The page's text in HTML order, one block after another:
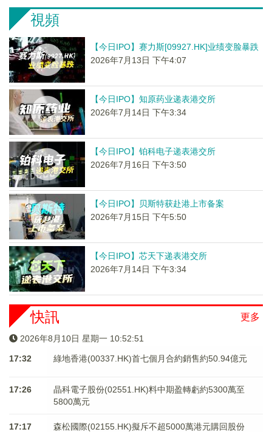
視頻
【今日IPO】赛力斯[09927.HK]业绩变脸暴跌
2026年7月13日 下午4:07
【今日IPO】知原药业递表港交所
2026年7月14日 下午3:34
【今日IPO】铂科电子递表港交所
2026年7月16日 下午3:50
【今日IPO】贝斯特获赴港上市备案
2026年7月15日 下午5:50
【今日IPO】芯天下递表港交所
2026年7月14日 下午3:34
更多
快訊
2026年8月10日 星期一 10:52:51
17:32 綠地香港(00337.HK)首七個月合約銷售約50.94億元
17:26
晶科電子股份(02551.HK)料中期盈轉虧約5300萬至
5800萬元
17:17 森松國際(02155.HK)擬斥不超5000萬港元購回股份